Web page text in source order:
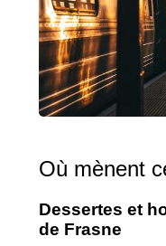
Où mènent
Dessertes et
de Frasne